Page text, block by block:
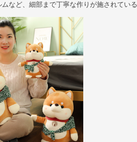
など、細部まで丁寧な作りが施されている